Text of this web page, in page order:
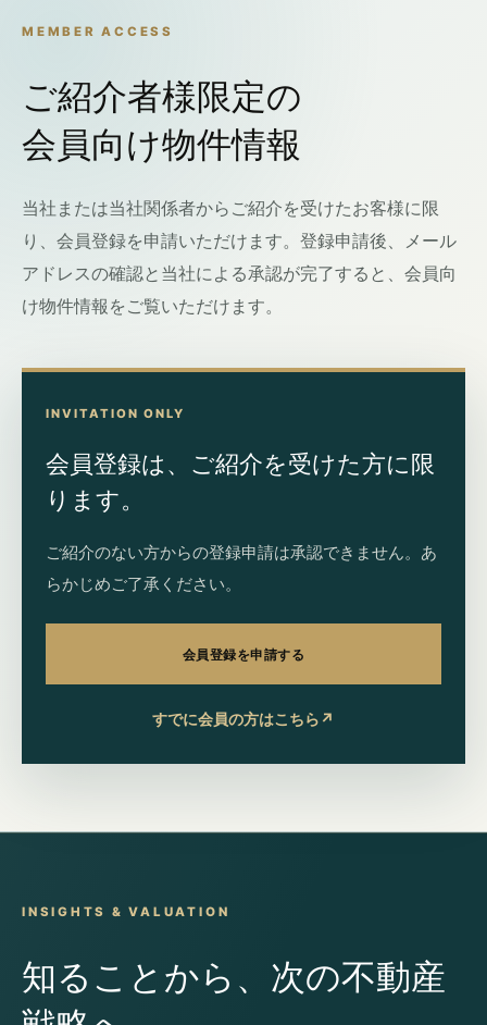
MEMBER ACCESS
ご紹介者様限定の
会員向け物件情報
当社または当社関係者からご紹介を受けたお客様に限
り、会員登録を申請いただけます。登録申請後、メール
アドレスの確認と当社による承認が完了すると、会員向
け物件情報をご覧いただけます。
INVITATION ONLY
会員登録は、ご紹介を受けた方に限
ります。
ご紹介のない方からの登録申請は承認できません。あ
らかじめご了承ください。
会員登録を申請する
すでに会員の方はこちら ↗
INSIGHTS & VALUATION
知ることから、次の不動産